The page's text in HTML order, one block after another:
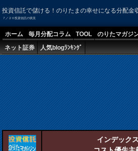
投資信託で儲ける！のりたまの幸せになる分配金
７／２０投資信託の状況
ホーム 毎月分配コラム TOOL のりたマガジ
ネット証券
人気blogﾗﾝｷﾝｸﾞ
インデック